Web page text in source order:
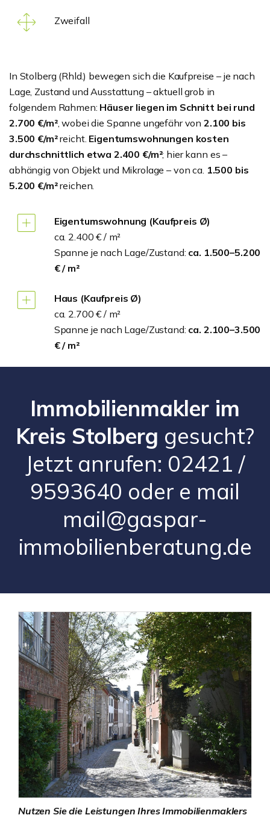
Zweifall
In Stolberg (Rhld.) bewegen sich die Kaufpreise – je nach
Lage, Zustand und Ausstattung – aktuell grob in
folgendem Rahmen: Häuser liegen im Schnitt bei rund
2.700 €/m², wobei die Spanne ungefähr von 2.100 bis
3.500 €/m²reicht. Eigentumswohnungen kosten
durchschnittlich etwa 2.400 €/m²; hier kann es –
abhängig von Objekt und Mikrolage – von ca. 1.500 bis
5.200 €/m²reichen.
Eigentumswohnung (Kaufpreis Ø)
ca. 2.400 € / m²
Spanne je nach Lage/Zustand: ca. 1.500–5.200
€ / m²
Haus (Kaufpreis Ø)
ca. 2.700 € / m²
Spanne je nach Lage/Zustand: ca. 2.100–3.500
€ / m²
Immobilienmakler im
Kreis Stolberg gesucht?
Jetzt anrufen: 02421 /
9593640 oder e mail
mail@gaspar-
immobilienberatung.de
Nutzen Sie die Leistungen Ihres Immobilienmaklers